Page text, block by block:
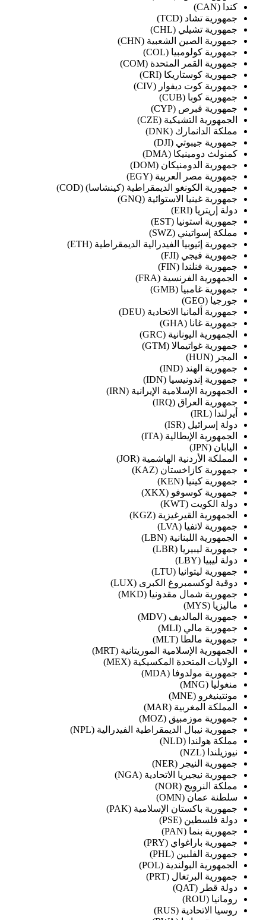
كندا (CAN)
جمهورية تشاد (TCD)
جمهورية تشيلي (CHL)
جمهورية الصين الشعبية (CHN)
جمهورية كولومبيا (COL)
جمهورية القمر المتحدة (COM)
جمهورية كوستاريكا (CRI)
جمهورية كوت ديفوار (CIV)
جمهورية كوبا (CUB)
جمهورية قبرص (CYP)
الجمهورية التشيكية (CZE)
مملكة الدانمارك (DNK)
جمهورية جيبوتي (DJI)
كمنولث دومينيكا (DMA)
جمهورية الدومنيكان (DOM)
جمهورية مصر العربية (EGY)
جمهورية الكونغو الديمقراطية (كينشاسا) (COD)
جمهورية غينيا الاستوائية (GNQ)
دولة إريتريا (ERI)
جمهورية استونيا (EST)
مملكة إسواتيني (SWZ)
جمهورية إثيوبيا الفيدرالية الديمقراطية (ETH)
جمهورية فيجي (FJI)
جمهورية فنلندا (FIN)
الجمهورية الفرنسية (FRA)
جمهورية غامبيا (GMB)
جورجيا (GEO)
جمهورية ألمانيا الاتحادية (DEU)
جمهورية غانا (GHA)
الجمهورية اليونانية (GRC)
جمهورية غواتيمالا (GTM)
المجر (HUN)
جمهورية الهند (IND)
جمهورية إندونيسيا (IDN)
الجمهورية الإسلامية الإيرانية (IRN)
جمهورية العراق (IRQ)
أيرلندا (IRL)
دولة إسرائيل (ISR)
الجمهورية الإيطالية (ITA)
اليابان (JPN)
المملكة الأردنية الهاشمية (JOR)
جمهورية كازاخستان (KAZ)
جمهورية كينيا (KEN)
جمهورية كوسوفو (XKX)
دولة الكويت (KWT)
الجمهورية القيرغيزية (KGZ)
جمهورية لاتفيا (LVA)
الجمهورية اللبنانية (LBN)
جمهورية ليبيريا (LBR)
دولة ليبيا (LBY)
جمهورية ليتوانيا (LTU)
دوقية لوكسمبروغ الكبرى (LUX)
جمهورية شمال مقدونيا (MKD)
ماليزيا (MYS)
جمهورية المالديف (MDV)
جمهورية مالي (MLI)
جمهورية مالطا (MLT)
الجمهورية الإسلامية الموريتانية (MRT)
الولايات المتحدة المكسيكية (MEX)
جمهورية مولدوفا (MDA)
منغوليا (MNG)
مونتينيغرو (MNE)
المملكة المغربية (MAR)
جمهورية موزمبيق (MOZ)
جمهورية نيبال الديمقراطية الفيدرالية (NPL)
مملكة هولندا (NLD)
نيوزيلندا (NZL)
جمهورية النيجر (NER)
جمهورية نيجيريا الاتحادية (NGA)
مملكة النرويج (NOR)
سلطنة عمان (OMN)
جمهورية باكستان الإسلامية (PAK)
دولة فلسطين (PSE)
جمهورية بنما (PAN)
جمهورية باراغواي (PRY)
جمهورية الفلبين (PHL)
الجمهورية البولندية (POL)
جمهورية البرتغال (PRT)
دولة قطر (QAT)
رومانيا (ROU)
روسيا الاتحادية (RUS)